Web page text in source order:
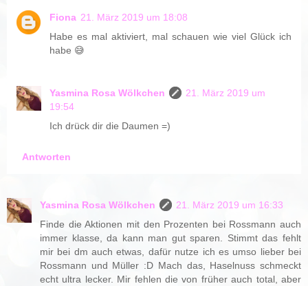
Fiona 21. März 2019 um 18:08
Habe es mal aktiviert, mal schauen wie viel Glück ich
habe 😅
Yasmina Rosa Wölkchen
21. März 2019 um
19:54
Ich drück dir die Daumen =)
Antworten
Yasmina Rosa Wölkchen
21. März 2019 um 16:33
Finde die Aktionen mit den Prozenten bei Rossmann auch
immer klasse, da kann man gut sparen. Stimmt das fehlt
mir bei dm auch etwas, dafür nutze ich es umso lieber bei
Rossmann und Müller :D Mach das, Haselnuss schmeckt
echt ultra lecker. Mir fehlen die von früher auch total, aber